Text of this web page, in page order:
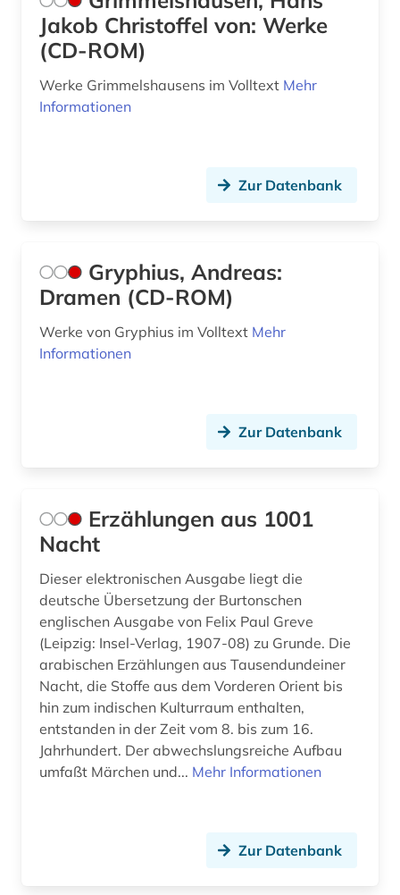
Jakob Christoffel von: Werke
(CD-ROM)
Werke Grimmelshausens im Volltext Mehr
Informationen
Zur Datenbank
Gryphius, Andreas:
Dramen (CD-ROM)
Werke von Gryphius im Volltext Mehr
Informationen
Zur Datenbank
Erzählungen aus 1001
Nacht
Dieser elektronischen Ausgabe liegt die
deutsche Übersetzung der Burtonschen
englischen Ausgabe von Felix Paul Greve
(Leipzig: Insel-Verlag, 1907-08) zu Grunde. Die
arabischen Erzählungen aus Tausendundeiner
Nacht, die Stoffe aus dem Vorderen Orient bis
hin zum indischen Kulturraum enthalten,
entstanden in der Zeit vom 8. bis zum 16.
Jahrhundert. Der abwechslungsreiche Aufbau
umfaßt Märchen und... Mehr Informationen
Zur Datenbank